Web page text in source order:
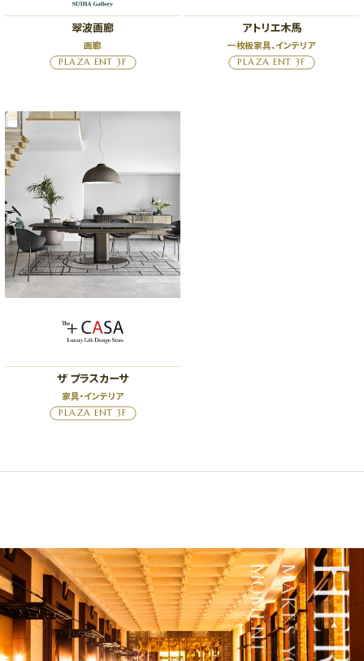
翠波画廊
画廊
PLAZA ENT 3F
アトリエ木馬
一枚板家具、インテリア
PLAZA ENT 3F
ザ プラスカーサ
家具・インテリア
PLAZA ENT 3F